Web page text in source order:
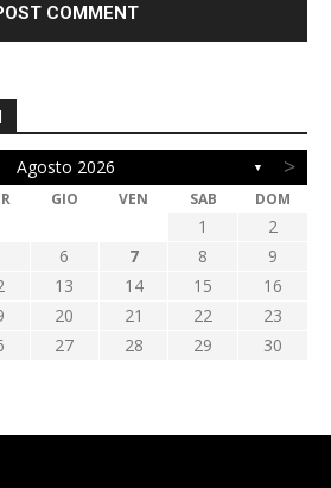
Agosto 2026 ▼ >
GIO VEN SAB DOM
1
2
6 7 8
9
13 14 15
16
20 21 22
23
27 28 29
30